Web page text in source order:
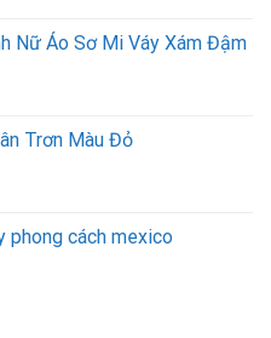
Nữ Áo Sơ Mi Váy Xám Đậm
Trơn Màu Đỏ
phong cách mexico